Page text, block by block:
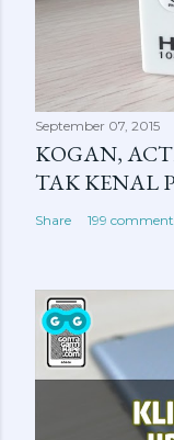
September 07, 2015
KOGAN,
TAK KENAL
Share 199